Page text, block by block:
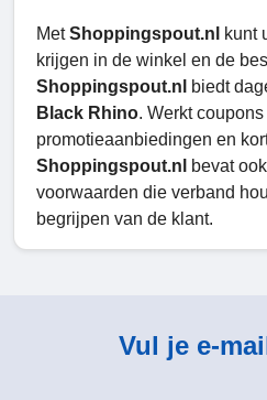
MetShoppingspout.nl
kunt
krijgen in de winkel en de
Shoppingspout.nl
biedt
Black Rhino. Werkt
promotieaanbiedingen en
Shoppingspout.nl
bevat
voorwaarden die verband
begrijpen van de klant.
Vul je e-